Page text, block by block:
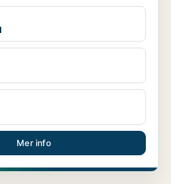
Mer info